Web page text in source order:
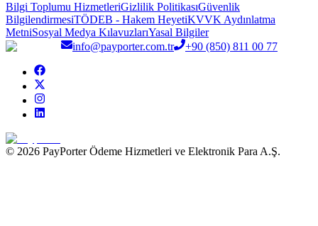
Bilgi Toplumu HizmetleriGizlilik PolitikasıGüvenlik
BilgilendirmesiTÖDEB - Hakem HeyetiKVVK Aydınlatma
MetniSosyal Medya KılavuzlarıYasal Bilgiler
info@payporter.com.tr
+90 (850) 811 00 77
© 2026 PayPorter Ödeme Hizmetleri ve Elektronik Para A.Ş.